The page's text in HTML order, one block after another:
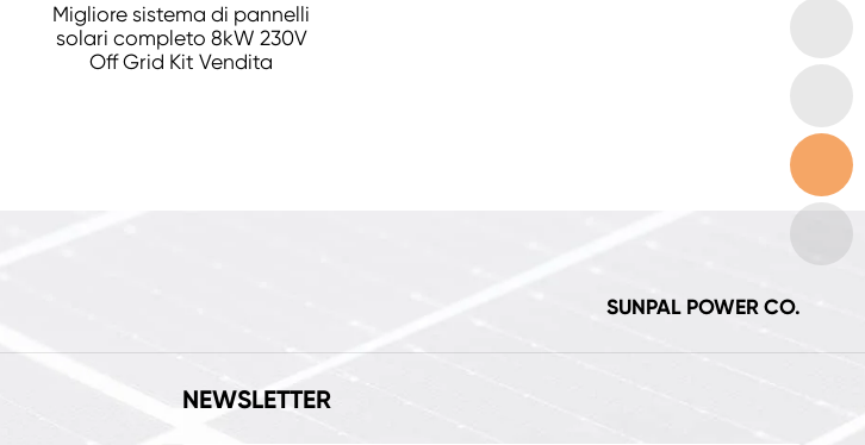
Migliore sistema di pannelli
solari completo 8kW 230V
Off Grid Kit Vendita
SUNPAL POWER CO.
NEWSLETTER